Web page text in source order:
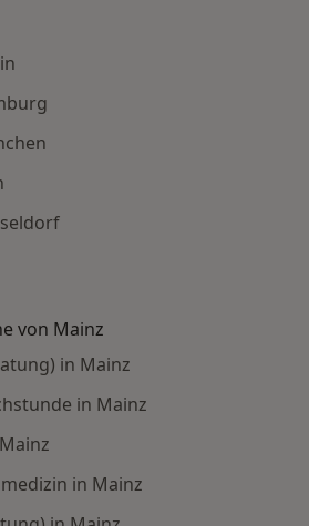
von Mainz
in Mainz
in Mainz
in Mainz